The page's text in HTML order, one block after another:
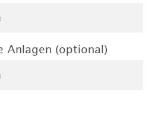
Anlagen (optional)